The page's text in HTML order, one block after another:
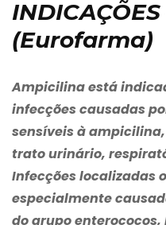
(Eurofarma)
Ampicilina está
infecções causadas
sensíveis à
trato urinário,
Infecções localizadas
especialmente
do grupo enterococos,